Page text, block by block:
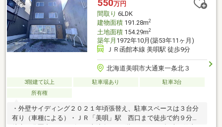
550万円
間取り 6LDK
建物面積191.28m2
土地面積154.29m2
築年月 1972年10月(築53年11ヶ月)
ＪＲ函館本線 美唄駅 徒歩9分
北海道美唄市大通東一条北３
3階建て以上 駐車場あり
駐車3台
所有権
・外壁サイディング２０２１年頃張替え、駐車スペースは３台分
有り（車種による）・ＪＲ「美唄」駅 西口まで徒歩で約９分・